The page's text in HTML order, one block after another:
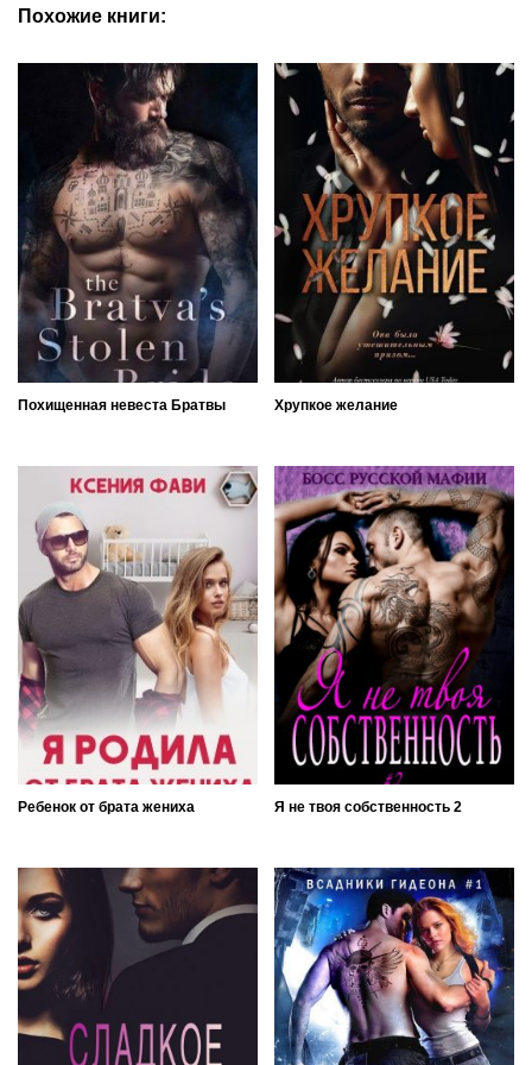
Похожие книги:
Похищенная невеста Братвы Хрупкое желание
Ребенок от брата жениха Я не твоя собственность 2